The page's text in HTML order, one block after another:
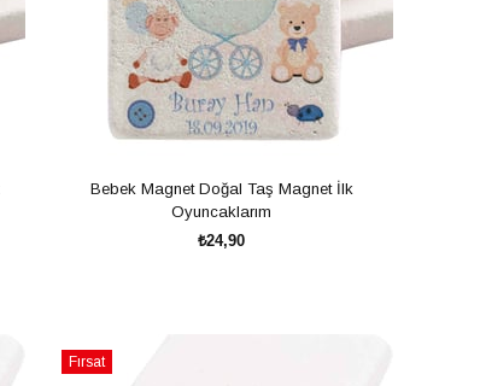
Bebek Magnet Doğal Taş Magnet İlk
Oyuncaklarım
₺24,90
Fırsat